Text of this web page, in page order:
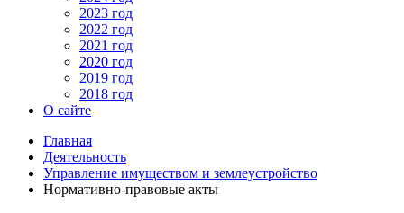
2023 год
2022 год
2021 год
2020 год
2019 год
2018 год
О сайте
Главная
Деятельность
Управление имуществом и землеустройство
Нормативно-правовые акты